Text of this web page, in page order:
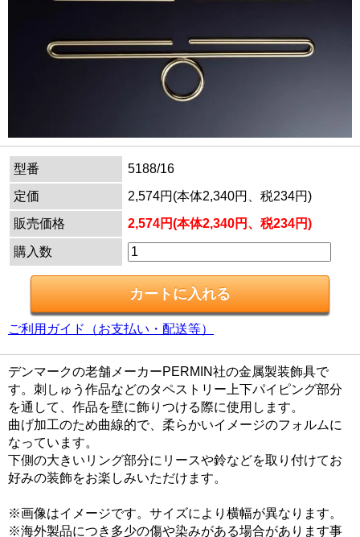
型番
5188/16
定価
2,574円(本体2,340円、税234円)
販売価格
2,574円(本体2,340円、税234円)
購入数
ご利用ガイド（お支払い・配送等）
デンマークの老舗メーカーPERMIN社の金属製装飾具で
す。刺しゅう作品などのタペストリー上下パイピング部分
を通して、作品を壁に飾りつける際に使用します。
曲げ加工のため曲線的で、柔らかいイメージのフォルムに
なっています。
下側の大きいリング部分にリースや鈴などを取り付けてお
好みの装飾をお楽しみいただけます。
※画像はイメージです。サイズにより横幅が異なります。
※海外製品につき多少の傷や染みがある場合があります事